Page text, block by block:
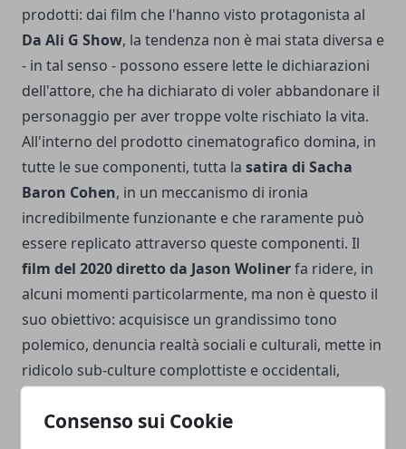
Consenso sui Cookie
prodotti: dai film che l'hanno visto protagonista al
Da Ali G Show, la tendenza non è mai stata diversa e
- in tal senso - possono essere lette le dichiarazioni
dell'attore, che ha dichiarato di voler abbandonare il
personaggio per aver troppe volte rischiato la vita.
All'interno del prodotto cinematografico domina, in
tutte le sue componenti, tutta la satira di Sacha
Baron Cohen, in un meccanismo di ironia
incredibilmente funzionante e che raramente può
essere replicato attraverso queste componenti. Il
film del 2020 diretto da Jason Wolinerfa ridere, in
alcuni momenti particolarmente, ma non è questo il
suo obiettivo: acquisisce un grandissimo tono
polemico, denuncia realtà sociali e culturali, mette in
ridicolo sub-culture complottiste e occidentali,
grottesco, che in alcuni punti cede al ridicolo. Tutti